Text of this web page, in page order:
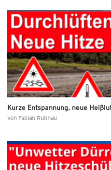
Kurze Entspannung, neue
von Fabian Ruhnau